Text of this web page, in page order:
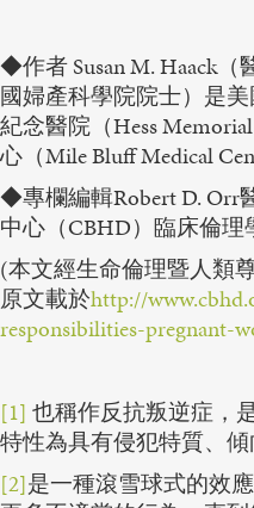
◆作者 Susan M. Haack
國婦產科學院院士）是
紀念醫院（Hess
心（Mile Bluff Medical
◆專欄編輯Robert D. Orr
中心（CBHD）臨床倫理
(本文經生命倫理暨人類
原文載於http://
responsibilities-pregnant-
[1] 也稱作反抗叛逆症，
特性為具有侵犯特質、傾
[2]是一種滾雪球式的效